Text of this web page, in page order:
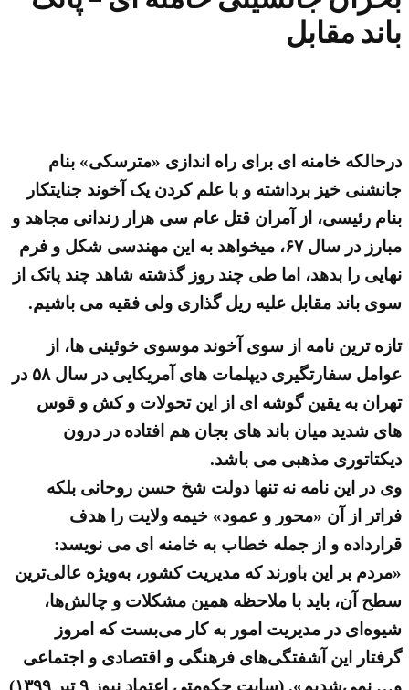
باند مقابل
درحالکه خامنه ای برای راه اندازی «مترسکی» بنام
جانشنی خیز برداشته و با علم کردن یک آخوند جنایتکار
بنام رئیسی، از آمران قتل عام سی هزار زندانی مجاهد و
مبارز در سال ۶۷، میخواهد به این مهندسی شکل و فرم
نهایی را بدهد، اما طی چند روز گذشته شاهد چند پاتک از
سوی باند مقابل علیه ریل گذاری ولی فقیه می باشیم.
تازه ترین نامه از سوی آخوند موسوی خوئینی ها، از
عوامل سفارتگیری دیپلمات های آمریکایی در سال ۵۸ در
تهران به یقین گوشه ای از این تحولات و کش و قوس
های شدید میان باند های بجان هم افتاده در درون
دیکتاتوری مذهبی می باشد.
وی در این نامه نه تنها دولت شخ حسن روحانی بلکه
فراتر از آن «محور و عمود» خیمه ولایت را هدف
قرارداده و از جمله خطاب به خامنه ای می نویسد:
«مردم بر این باورند که مدیریت کشور، به‌ویژه عالی‌ترین
سطح آن، باید با ملاحظه همین مشکلات و چالش‌ها،
شیوه‌ای در مدیریت امور به کار می‌بست که امروز
گرفتار این آشفتگی‌های فرهنگی و اقتصادی و اجتماعی
و… نمی‌شدیم». (سایت حکومتی اعتماد نیوز ۹ تیر ۱۳۹۹)